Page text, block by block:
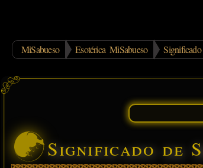
MiSabueso Esotérica MiSabueso
Significado de